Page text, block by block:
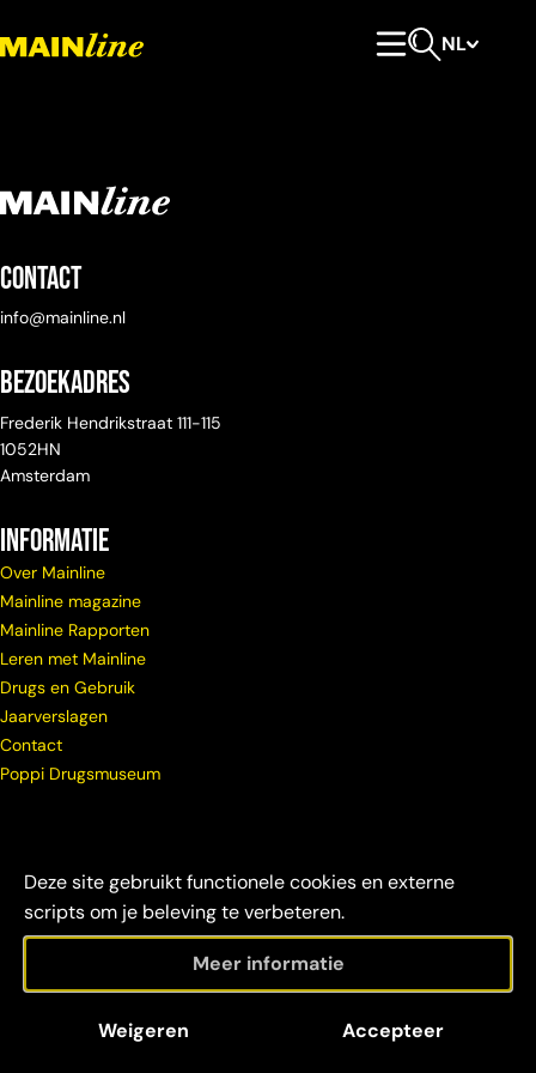
Deze site gebruikt functionele cookies en externe
scripts om je beleving te verbeteren.
Meer informatie
Weigeren Accepteer
NL
Contact
info@mainline.nl
Bezoekadres
Frederik Hendrikstraat 111-115
1052HN
Amsterdam
Informatie
Over Mainline
Mainline magazine
Mainline Rapporten
Leren met Mainline
Drugs en Gebruik
Jaarverslagen
Contact
Poppi Drugsmuseum
Mainline 2026
verantwoordelijkheid
credits